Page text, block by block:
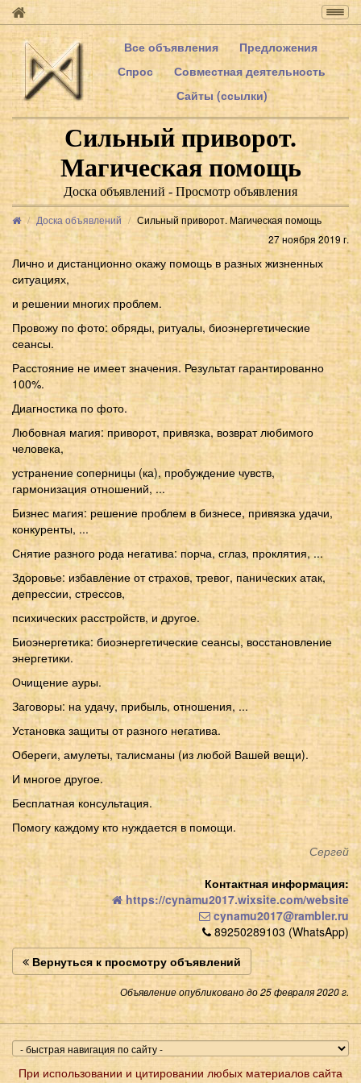
Все объявления
Предложения
Спрос
Совместная деятельность
Сайты (ссылки)
Сильный приворот.
Магическая помощь
Доска объявлений - Просмотр объявления
Доска объявлений
Сильный приворот. Магическая помощь
27 ноября 2019 г.
Лично и дистанционно окажу помощь в разных жизненных
ситуациях,
и решении многих проблем.
Провожу по фото: обряды, ритуалы, биоэнергетические
сеансы.
Расстояние не имеет значения. Результат гарантированно
100%.
Диагностика по фото.
Любовная магия: приворот, привязка, возврат любимого
человека,
устранение соперницы (ка), пробуждение чувств,
гармонизация отношений, ...
Бизнес магия: решение проблем в бизнесе, привязка удачи,
конкуренты, ...
Снятие разного рода негатива: порча, сглаз, проклятия, ...
Здоровье: избавление от страхов, тревог, панических атак,
депрессии, стрессов,
психических расстройств, и другое.
Биоэнергетика: биоэнергетические сеансы, восстановление
энергетики.
Очищение ауры.
Заговоры: на удачу, прибыль, отношения, ...
Установка защиты от разного негатива.
Обереги, амулеты, талисманы (из любой Вашей вещи).
И многое другое.
Бесплатная консультация.
Помогу каждому кто нуждается в помощи.
Сергей
Контактная информация:
https://cynamu2017.wixsite.com/website
cynamu2017@rambler.ru
89250289103 (WhatsApp)
Вернуться к просмотру объявлений
Объявление опубликовано до 25 февраля 2020 г.
При использовании и цитировании любых материалов сайта